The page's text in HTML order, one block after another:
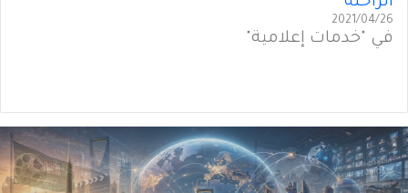
2021/04/26
في "خدمات إعلامية"